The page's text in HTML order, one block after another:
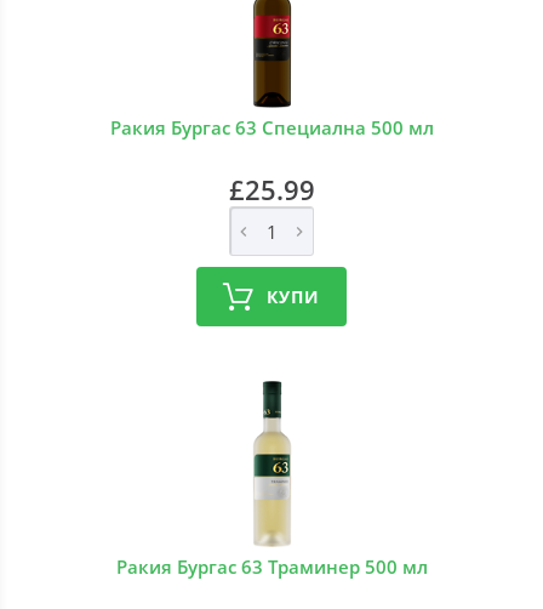
Ракия Бургас 63 Специална 500 мл
£25.99
КУПИ
Ракия Бургас 63 Траминер 500 мл